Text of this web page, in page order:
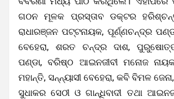
ଗଠନ ମୂଳକ ପ୍ରସ୍ତାବ ଡକ୍ଟର
ରାଧାରଞ୍ଜନ ପଟ୍ଟନାୟକ, ପୂର୍ଣ୍ଣଚନ୍ଦ୍ର
ବେହେରା, ଶରତ ଚନ୍ଦ୍ର ଦାଶ,
ପଣ୍ଡା, ବରିଷ୍ଠ ଆଇନଜୀବୀ ମନୋଜ
ମହାନ୍ତି, ସନ୍ନ୍ୟାସୀ ବେହେରା, କବି ବିମଳ
ସୁଧାକର ସେଠୀ ଓ ଗାନ୍ଧିବାଦୀ ତଥା